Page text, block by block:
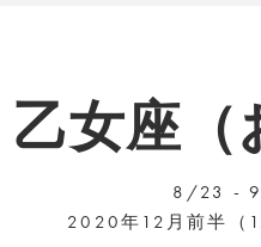
乙女座（
8/23 -
2020年12月前半